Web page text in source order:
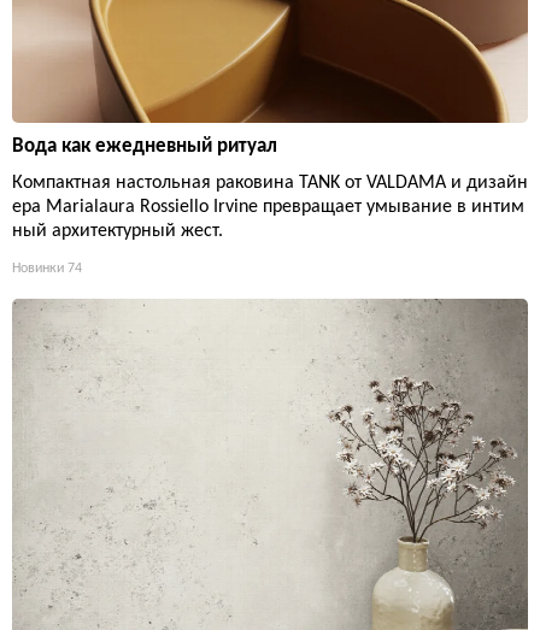
Вода как ежедневный ритуал
Компактная настольная раковина TANK от VALDAMA и дизайн
ера Marialaura Rossiello Irvine превращает умывание в интим
ный архитектурный жест.
Новинки 74